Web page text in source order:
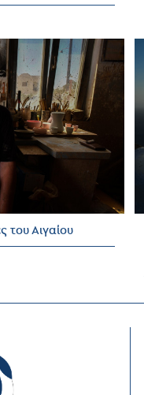
του Αιγαίου